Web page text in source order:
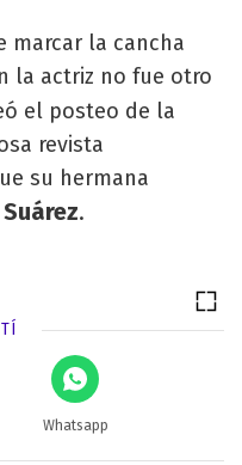
marcar la cancha
la actriz no fue otro
el posteo de la
revista
su hermana
Suárez.
Whatsapp